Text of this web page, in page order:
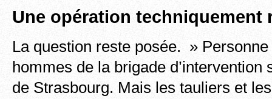
Une opération techniquement
La question reste posée. »
hommes de la brigade d’intervention
de Strasbourg. Mais les tauliers et